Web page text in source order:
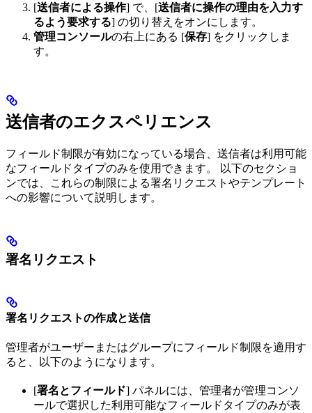
[送信者による操作] で、[送信者に操作の理由を入力す
るよう要求する] の切り替えをオンにします。
管理コンソールの右上にある [保存] をクリックしま
す。
送信者のエクスペリエンス
フィールド制限が有効になっている場合、送信者は利用可能
なフィールドタイプのみを使用できます。 以下のセクショ
ンでは、これらの制限による署名リクエストやテンプレート
への影響について説明します。
署名リクエスト
署名リクエストの作成と送信
管理者がユーザーまたはグループにフィールド制限を適用す
ると、以下のようになります。
[署名とフィールド] パネルには、管理者が管理コンソ
ールで選択した利用可能なフィールドタイプのみが表